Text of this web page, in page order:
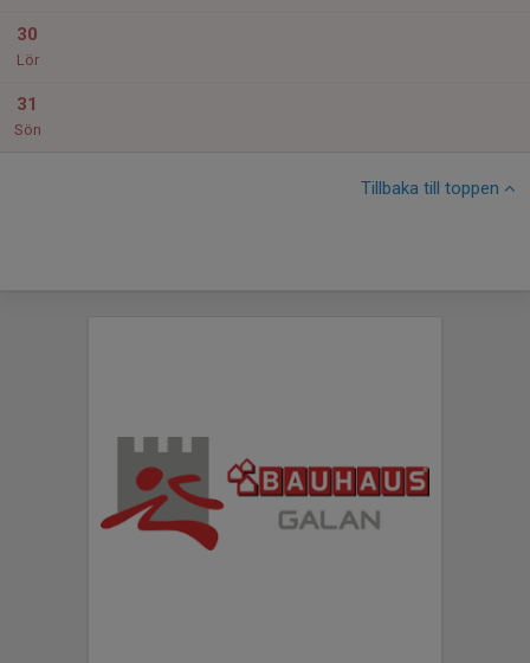
30
Lör
31
Sön
Tillbaka till toppen